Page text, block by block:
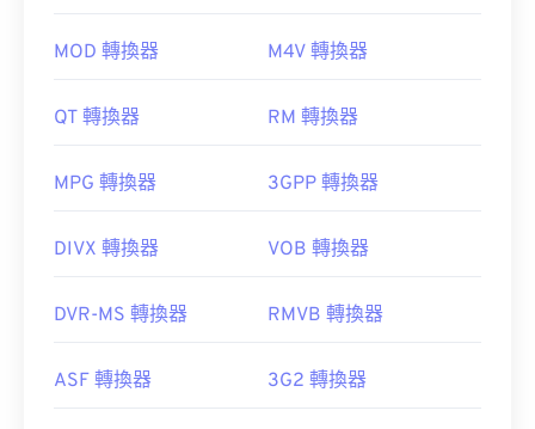
MOD 轉換器 M4V 轉換器
QT 轉換器 RM 轉換器
MPG 轉換器 3GPP 轉換器
DIVX 轉換器 VOB 轉換器
DVR-MS 轉換器 RMVB 轉換器
ASF 轉換器 3G2 轉換器